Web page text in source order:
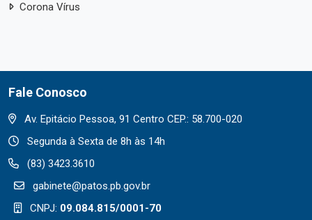
Corona Vírus
Fale Conosco
Av. Epitácio Pessoa, 91 Centro CEP.: 58.700-020
Segunda à Sexta de 8h às 14h
(83) 3423.3610
gabinete@patos.pb.gov.br
CNPJ: 09.084.815/0001-70